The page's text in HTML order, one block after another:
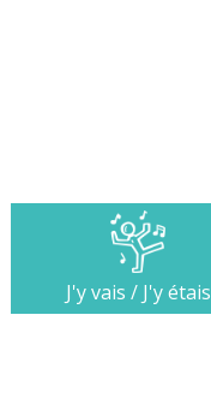
J'y vais / J'y étais